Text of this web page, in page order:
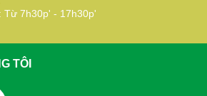
Từ 7h30p' - 17h30p'
TÔI